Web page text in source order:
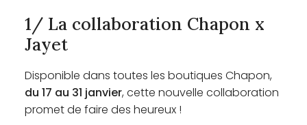
1/ La collaboration Chapon x
Jayet
Disponible dans toutes les boutiques Chapon,
du 17 au 31 janvier, cette nouvelle collaboration
promet de faire des heureux !